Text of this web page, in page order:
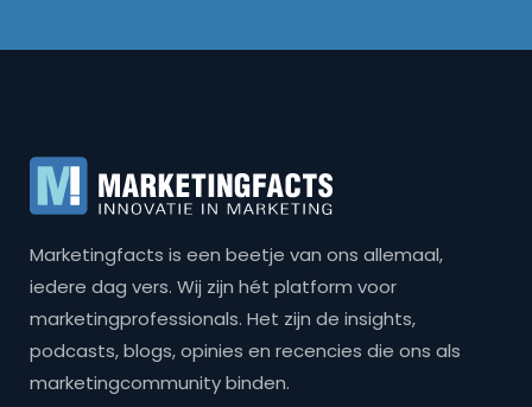
Marketingfacts is een beetje van ons allemaal,
iedere dag vers. Wij zijn hét platform voor
marketingprofessionals. Het zijn de insights,
podcasts, blogs, opinies en recencies die ons als
marketingcommunity binden.